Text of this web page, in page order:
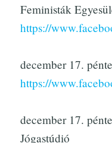
Feministák
https://
december 17.
https://
december 17.
Jógastúdió